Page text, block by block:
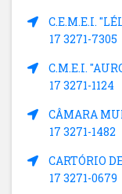
C.E.M.E.I.
17 3271-7305
C.M.E.I.
17 3271-1124
CÂMARA
17 3271-1482
CARTÓRIO
17 3271-0679